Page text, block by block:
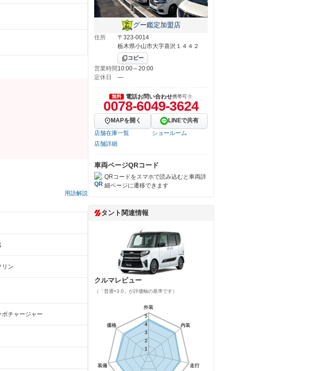
用語解説
リン
ボチャージャー
グー鑑定加盟店
住所
〒323-0014
栃木県小山市大字喜沢１４４２
コピー
営業時間10:00～20:00
定休日
―
無料 電話お問い合わせ携帯可
0078-6049-3624
MAPを開く
LINEで共有
店舗在庫一覧
ショールーム
店舗詳細
車両ページQRコード
QRコードをスマホで読み込むと車両詳
細ページに遷移できます
タント関連情報
クルマレビュー
（「普通=3.0」が評価軸の基準です）
外装
内装
走行
装備
価格
1
2
3
4
5
外装
内装
走行
装備
価格
1
2
3
4
5